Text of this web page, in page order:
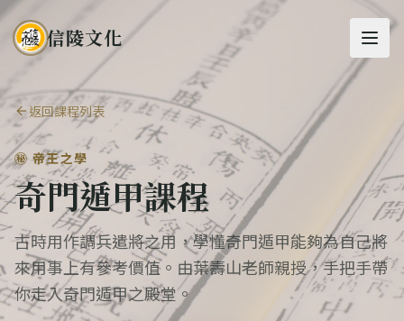
信陵文化
返回課程列表
㊙️ 帝王之學
奇門遁甲課程
古時用作調兵遣將之用，學懂奇門遁甲能夠為自己將
來用事上有參考價值。由葉壽山老師親授，手把手帶
你走入奇門遁甲之殿堂。